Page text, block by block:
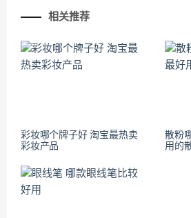
相关推荐
彩妆哪个牌子好 淘宝最热卖
彩妆产品
散粉
用的